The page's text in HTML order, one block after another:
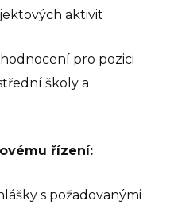
aktivit
pro pozici
školy a
řízení:
s požadovanými